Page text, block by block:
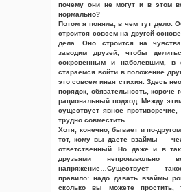
почему они не могут и в этом
нормально?
Потом я поняла, в чем тут дело.
строится совсем на другой
дела. Оно строится на
заводим друзей, чтобы
сокровенным и наболевшим,
стараемся войти в положение
это совсем иная стихия. Здесь
порядок, обязательность, короче
рациональный подход. Между
существует явное
трудно совместить.
Хотя, конечно, бывает и по-
тот, кому вы даете взаймы —
ответственный. Но даже и в
друзьями непроизвольно
напряжение…Существует
правило: надо давать взаймы
сколько вы можете простить,